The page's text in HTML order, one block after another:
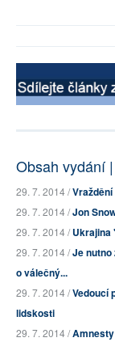
Obsah vydání
29. 7. 2014 /
29. 7. 2014 /Jon
29. 7. 2014 /Ukrajina
29. 7. 2014 /Je nutno
o válečný...
29. 7. 2014 /Vedoucí
lidskosti
29. 7. 2014 /